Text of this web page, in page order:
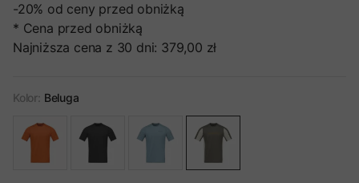
-20% od ceny przed obniżką
* Cena przed obniżką
Najniższa cena z 30 dni: 379,00 zł
Kolor: Beluga